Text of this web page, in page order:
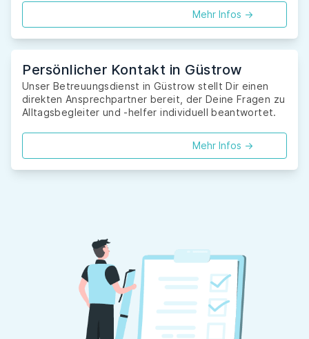
Mehr Infos ->
Persönlicher Kontakt in Güstrow
Unser Betreuungsdienst in Güstrow stellt Dir einen
direkten Ansprechpartner bereit, der Deine Fragen zu
Alltagsbegleiter und -helfer individuell beantwortet.
Mehr Infos ->